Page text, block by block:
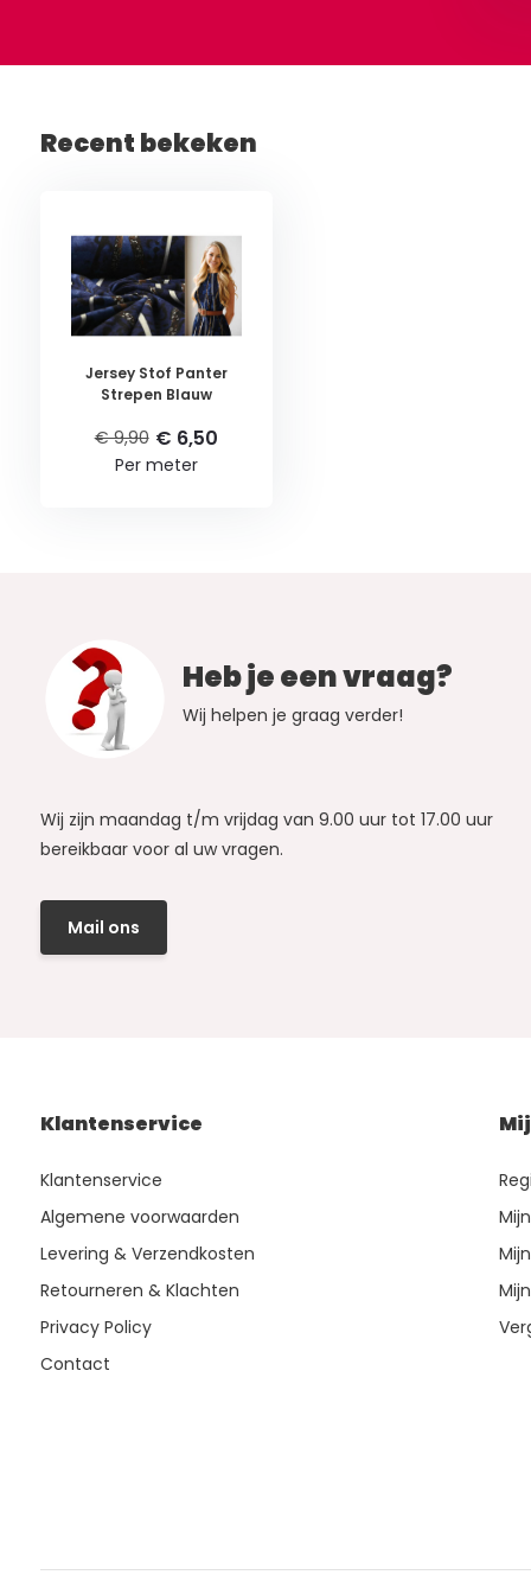
Recent bekeken
Jersey Stof Panter
Strepen Blauw
€ 9,90 € 6,50
Per meter
Heb je een vraag?
Wij helpen je graag verder!
Wij zijn maandag t/m vrijdag van 9.00 uur tot 17.00 uur
bereikbaar voor al uw vragen.
Mail ons
Klantenservice
Klantenservice
Algemene voorwaarden
Levering & Verzendkosten
Retourneren & Klachten
Privacy Policy
Contact